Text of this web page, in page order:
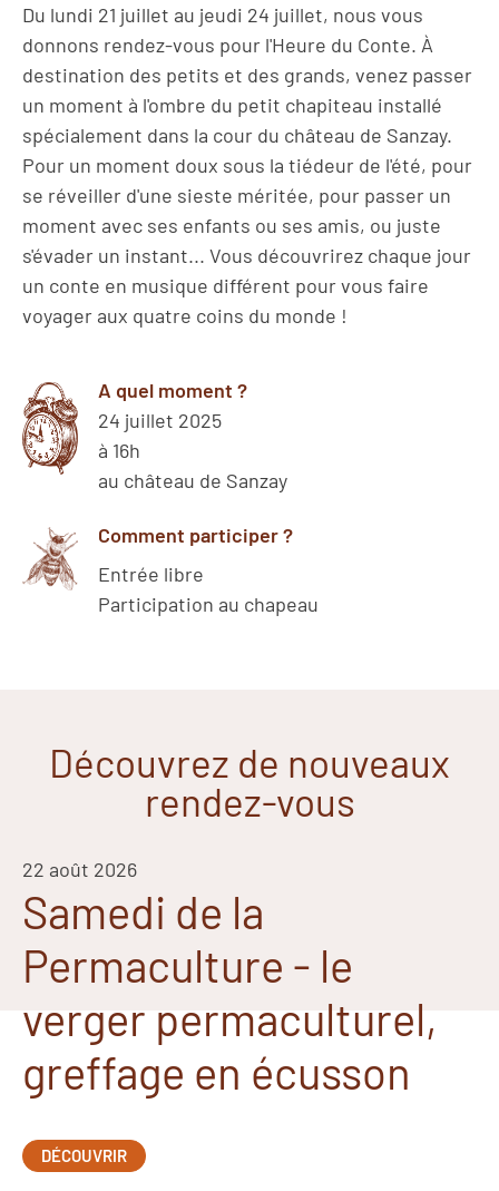
Du lundi 21 juillet au jeudi 24 juillet, nous vous
donnons rendez-vous pour l'Heure du Conte. À
destination des petits et des grands, venez passer
un moment à l'ombre du petit chapiteau installé
spécialement dans la cour du château de Sanzay.
Pour un moment doux sous la tiédeur de l'été, pour
se réveiller d'une sieste méritée, pour passer un
moment avec ses enfants ou ses amis, ou juste
s'évader un instant... Vous découvrirez chaque jour
un conte en musique différent pour vous faire
voyager aux quatre coins du monde !
A quel moment ?
24 juillet 2025
à 16h
au château de Sanzay
Comment participer ?
Entrée libre
Participation au chapeau
Découvrez de nouveaux
rendez-vous
22 août 2026
Samedi de la
Permaculture - le
verger permaculturel,
greffage en écusson
DÉCOUVRIR